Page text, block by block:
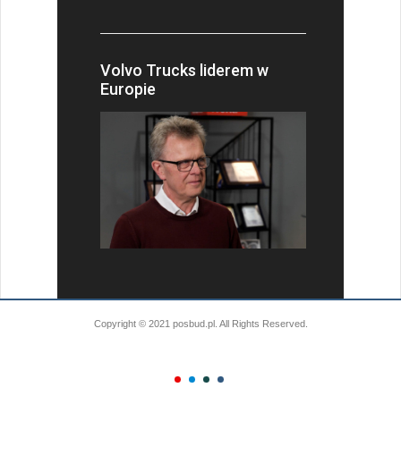
Volvo Trucks liderem w
Europie
Copyright © 2021 posbud.pl. All Rights Reserved.